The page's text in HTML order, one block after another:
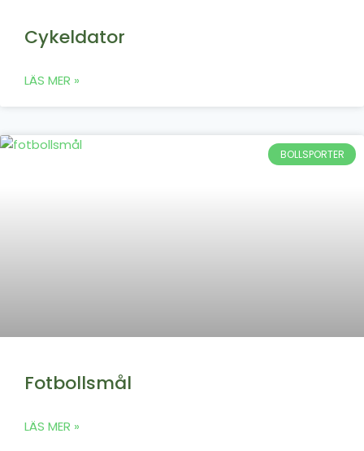
Cykeldator
LÄS MER »
BOLLSPORTER
Fotbollsmål
LÄS MER »